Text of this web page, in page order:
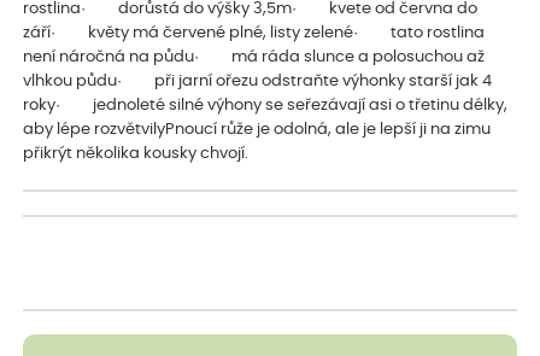
rostlina· dorůstá do výšky 3,5m· kvete od června do
září· květy má červené plné, listy zelené· tato rostlina
není náročná na půdu· má ráda slunce a polosuchou až
vlhkou půdu· při jarní ořezu odstraňte výhonky starší jak 4
roky· jednoleté silné výhony se seřezávají asi o třetinu délky,
aby lépe rozvětvilyPnoucí růže je odolná, ale je lepší ji na zimu
přikrýt několika kousky chvojí.